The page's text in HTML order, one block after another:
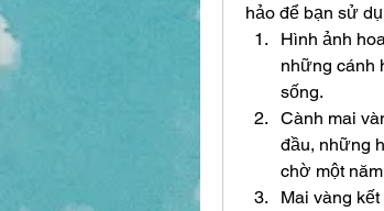
hảo để bạn sử
Hình ảnh
những cánh
sống.
Cành mai
đầu, những
chờ một
Mai vàng